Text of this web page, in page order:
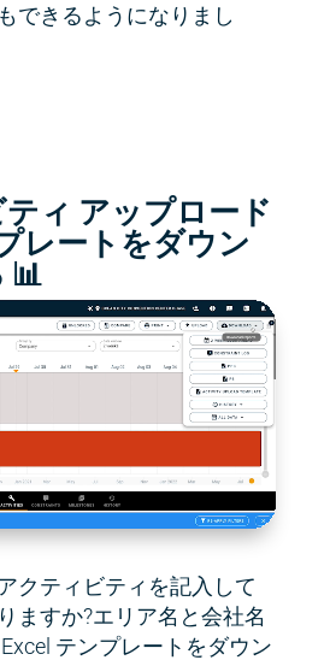
できるようになりまし
ィ アップロード
レートをダウン
📊
クティビティを記入して
ますか?エリア名と会社名
テンプレートをダウン